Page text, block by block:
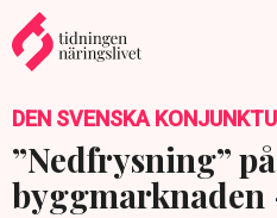
DEN SVENSKA
”Nedfrysning” på